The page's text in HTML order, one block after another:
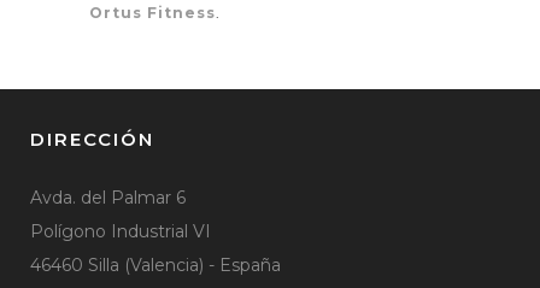
Ortus Fitness
DIRECCIÓN
Avda. del Palmar 6
Polígono Industrial VI
46460 Silla (Valencia) - España